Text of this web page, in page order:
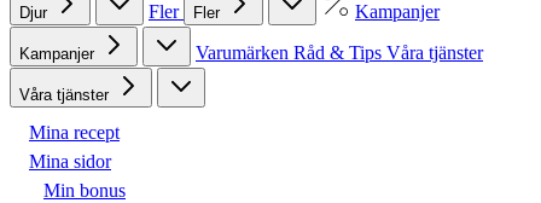
Djur Fler Fler Kampanjer
Kampanjer Varumärken Råd & Tips Våra tjänster
Våra tjänster
Mina recept
Mina sidor
Min bonus